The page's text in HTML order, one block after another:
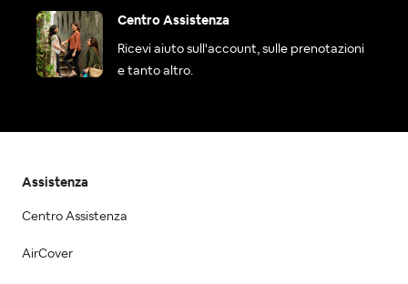
Centro Assistenza
Ricevi aiuto sull'account, sulle prenotazioni
e tanto altro.
Assistenza
Centro Assistenza
AirCover